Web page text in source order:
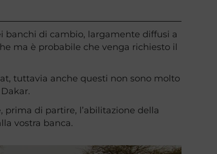
banchi di cambio, largamente diffusi a
ma è probabile che venga richiesto il
tuttavia anche questi non sono molto
prima di partire, l’abilitazione della
vostra banca.